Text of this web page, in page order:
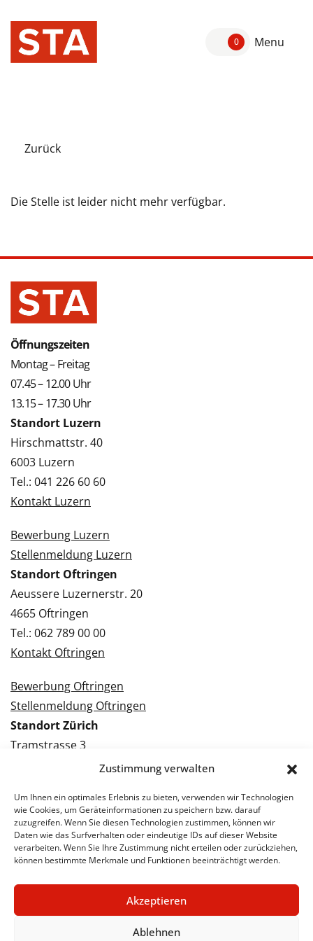
Zustimmung verwalten
Um Ihnen ein optimales Erlebnis zu bieten, verwenden wir Technologien
wie Cookies, um Geräteinformationen zu speichern bzw. darauf
zuzugreifen. Wenn Sie diesen Technologien zustimmen, können wir
Daten wie das Surfverhalten oder eindeutige IDs auf dieser Website
verarbeiten. Wenn Sie Ihre Zustimmung nicht erteilen oder zurückziehen,
können bestimmte Merkmale und Funktionen beeinträchtigt werden.
Akzeptieren
Ablehnen
0 Menu
Zurück
Die Stelle ist leider nicht mehr verfügbar.
Öffnungszeiten
Montag – Freitag
07.45 – 12.00 Uhr
13.15 – 17.30 Uhr
Standort Luzern
Hirschmattstr. 40
6003 Luzern
Tel.: 041 226 60 60
Kontakt Luzern
Bewerbung Luzern
Stellenmeldung Luzern
Standort Oftringen
Aeussere Luzernerstr. 20
4665 Oftringen
Tel.: 062 789 00 00
Kontakt Oftringen
Bewerbung Oftringen
Stellenmeldung Oftringen
Standort Zürich
Tramstrasse 3
Kontakt Zürich
Bewerbung Zürich
Stellenmeldung Zürich